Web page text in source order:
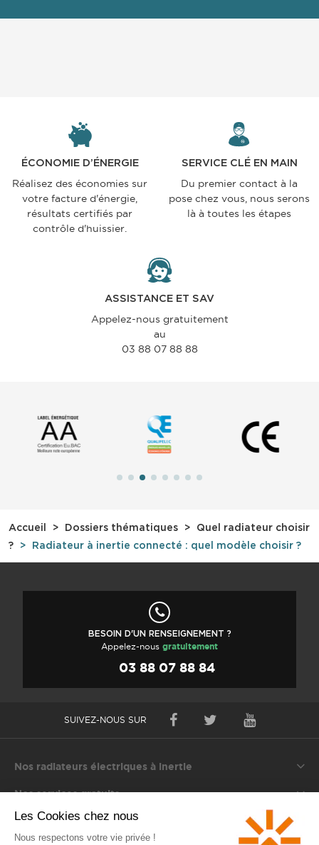
ÉCONOMIE D’ÉNERGIE
Réalisez des économies sur
votre facture d'énergie,
résultats certifiés par
contrôle d'huissier.
SERVICE CLÉ EN MAIN
Du premier contact à la
pose chez vous, nous serons
là à toutes les étapes
ASSISTANCE ET SAV
Appelez-nous gratuitement
au
03 88 07 88 88
Accueil Dossiers thématiques
Quel radiateur choisir
?
Radiateur à inertie connecté : quel modèle choisir ?
BESOIN D'UN RENSEIGNEMENT ?
Appelez-nous gratuitement
03 88 07 88 84
SUIVEZ-NOUS SUR
Nos radiateurs électriques à inertie
Nos services gratuits
S'informer